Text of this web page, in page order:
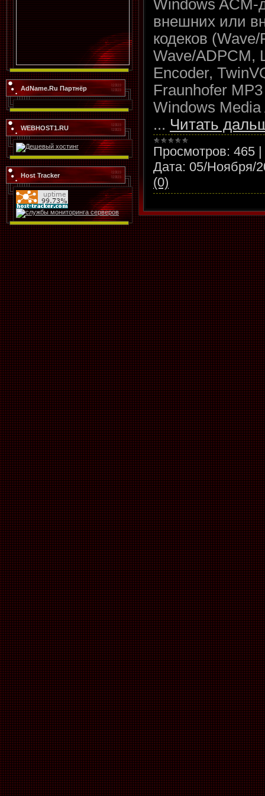
AdName.Ru Партнёр
WEBHOST1.RU
Host Tracker
Windows ACM-
внешних или
кодеков
Wave/ADPCM,
Encoder,
Fraunhofer
Windows
... Читать
Просмотров: 465 |
Дата: 05/Ноября/
(0)